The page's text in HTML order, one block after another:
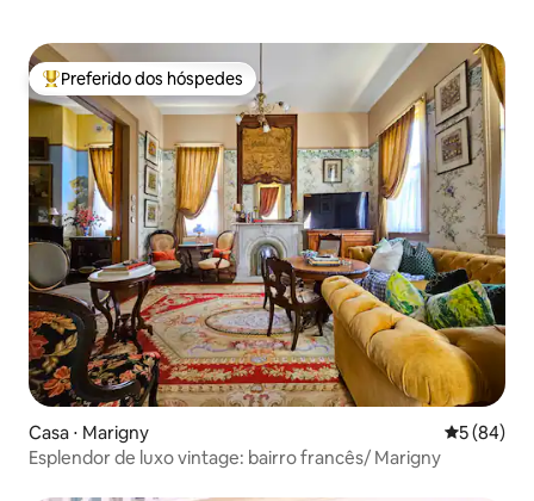
Entre os melhores preferidos dos hóspedes
Preferido dos hóspedes
Casa ⋅ Marigny 5 de uma
5 (84)
Esplendor de luxo vintage: bairro francês/ Marigny